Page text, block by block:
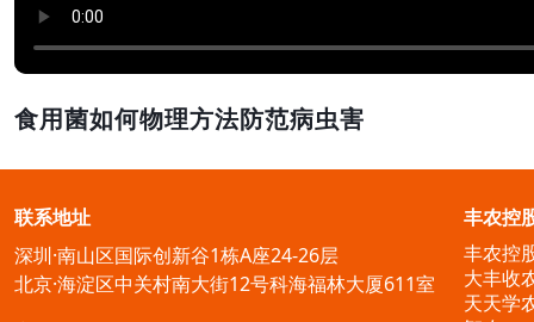
食用菌如何物理方法防范病虫害
联系地址
深圳·南山区国际创新谷1栋A座24-26层
北京·海淀区中关村南大街12号科海福林大厦611室
丰农控
丰农控
大丰收
天天学